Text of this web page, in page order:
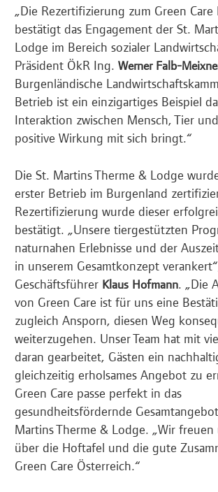
„Die Rezertifizierung zum Green Care
bestätigt das Engagement der St.
Lodge im Bereich sozialer
Präsident ÖkR Ing. Werner Falb-
Burgenländische
Betrieb ist ein einzigartiges Beispiel
Interaktion zwischen Mensch, Tier
positive Wirkung mit sich bringt.“
Die St. Martins Therme & Lodge
erster Betrieb im Burgenland
Rezertifizierung wurde dieser
bestätigt. „Unsere tiergestützten
naturnahen Erlebnisse und der
in unserem Gesamtkonzept
Geschäftsführer Klaus Hofmann. „Die
von Green Care ist für uns eine
zugleich Ansporn, diesen Weg
weiterzugehen. Unser Team hat mit
daran gearbeitet, Gästen ein
gleichzeitig erholsames Angebot zu
Green Care passe perfekt in das
gesundheitsfördernde
Martins Therme & Lodge. „Wir
über die Hoftafel und die gute
Green Care Österreich.“